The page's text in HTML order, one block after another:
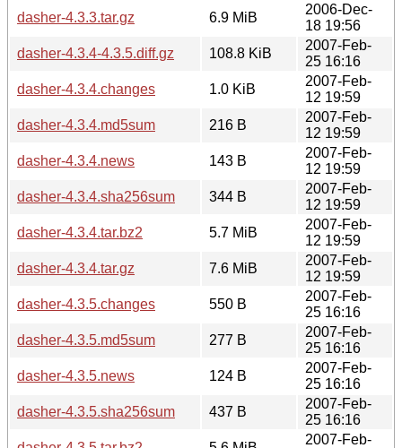
dasher-4.3.3.tar.gz
6.9 MiB
2006-Dec-
18 19:56
dasher-4.3.4-4.3.5.diff.gz
108.8 KiB
2007-Feb-
25 16:16
dasher-4.3.4.changes
1.0 KiB
2007-Feb-
12 19:59
dasher-4.3.4.md5sum
216 B
2007-Feb-
12 19:59
dasher-4.3.4.news
143 B
2007-Feb-
12 19:59
dasher-4.3.4.sha256sum
344 B
2007-Feb-
12 19:59
dasher-4.3.4.tar.bz2
5.7 MiB
2007-Feb-
12 19:59
dasher-4.3.4.tar.gz
7.6 MiB
2007-Feb-
12 19:59
dasher-4.3.5.changes
550 B
2007-Feb-
25 16:16
dasher-4.3.5.md5sum
277 B
2007-Feb-
25 16:16
dasher-4.3.5.news
124 B
2007-Feb-
25 16:16
dasher-4.3.5.sha256sum
437 B
2007-Feb-
25 16:16
2007-Feb-